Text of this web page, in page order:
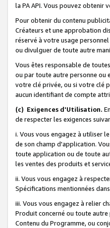
la PA API. Vous pouvez obtenir
Pour obtenir du contenu
Créateurs et une approbation
réservé à votre usage
ou divulguer de toute autre
Vous êtes responsable de
ou par toute autre personne ou
votre clé privée, ou si votre clé
aucun identifiant de compte
(c) Exigences d'Utilisation.
de respecter les exigences
i. Vous vous engagez à utiliser
de son champ d'application.
toute application ou de toute
les ventes des produits et
ii. Vous vous engagez à
Spécifications mentionnées
iii. Vous vous engagez à relier
Produit concerné ou toute
Contenu du Programme, ou